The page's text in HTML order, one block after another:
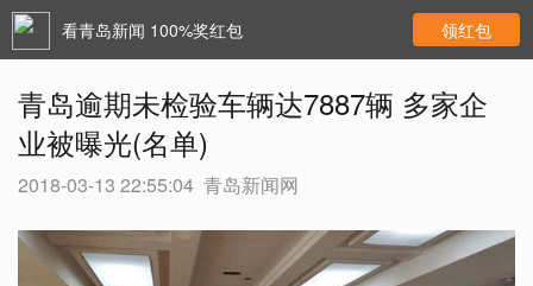
看青岛新闻 100%奖红包 领红包
青岛逾期未检验车辆达7887辆 多家企
业被曝光(名单)
2018-03-13 22:55:04 青岛新闻网